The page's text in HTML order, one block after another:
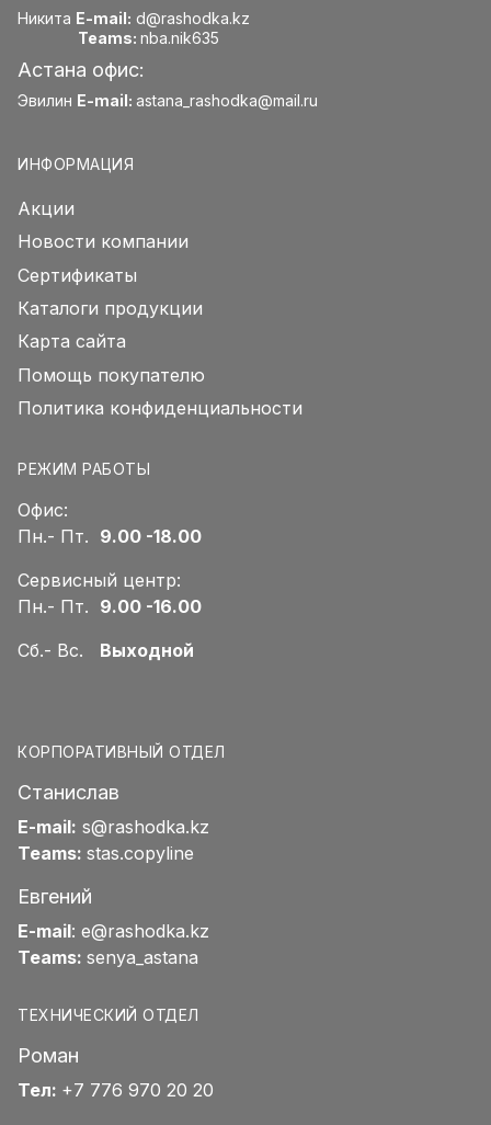
Никита E-mail: d@rashodka.kz
Teams: nba.nik635
Астана офис:
Эвилин E-mail: astana_rashodka@mail.ru
ИНФОРМАЦИЯ
Акции
Новости компании
Сертификаты
Каталоги продукции
Карта сайта
Помощь покупателю
Политика конфиденциальности
РЕЖИМ РАБОТЫ
Офис:
Пн.- Пт. 9.00 -18.00
Сервисный центр:
Пн.- Пт. 9.00 -16.00
Сб.- Вс. Выходной
КОРПОРАТИВНЫЙ ОТДЕЛ
Станислав
E-mail: s@rashodka.kz
Teams: stas.copyline
Евгений
E-mail: e@rashodka.kz
Teams: senya_astana
ТЕХНИЧЕСКИЙ ОТДЕЛ
Роман
Тел: +7 776 970 20 20